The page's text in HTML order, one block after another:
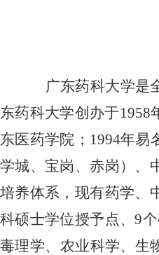
广东药科大学是
东药科大学创办于1958
东医药学院； 1994年易
学城、宝岗、赤岗）、
培养体系，现有药学、
科硕士学位授予点、9
毒理学、农业科学、生